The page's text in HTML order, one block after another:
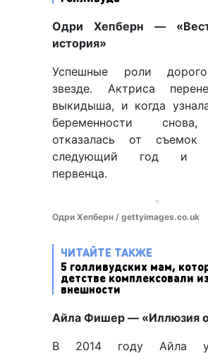
Одри Хепберн —
история»
Успешные роли
звезде. Актриса
выкидыша, и когда
беременности
отказалась от
следующий год и
первенца.
Одри Хепберн / gettyimages.co.uk
ЧИТАЙТЕ ТАКЖЕ
5 голливудских мам,
детстве комплексовали
внешности
Айла Фишер — «Иллюзия
В 2014 году Айла